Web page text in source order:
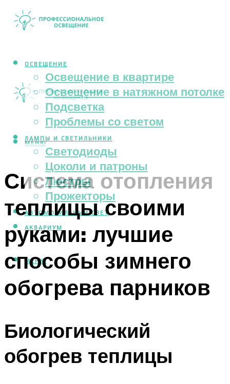
ОСВЕЩЕНИЕ
Освещение в квартире
Освещение в натяжном потолке
Подсветка
Проблемы со светом
ЛАМПЫ И СВЕТИЛЬНИКИ
Светодиоды
Цоколи и патроны
Люстры
Прожекторы
АВТОМОБИЛЬНЫЙ СВЕТ
АКВАРИУМ
МЕНЮ
МЕНЮ
Система отопления
теплицы своими
руками: лучшие
способы зимнего
обогрева парников
Биологический
обогрев теплицы